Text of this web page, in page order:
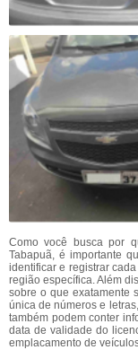
Como você busca por
Tabapuã, é importante
identificar e registrar
região específica. Além
sobre o que exatamente
única de números e
também podem conter
data de validade do
emplacamento de